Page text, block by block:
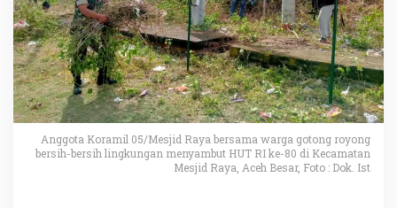
Anggota Koramil 05/Mesjid Raya bersama warga gotong royong
bersih-bersih lingkungan menyambut HUT RI ke-80 di Kecamatan
Mesjid Raya, Aceh Besar, Foto : Dok. Ist